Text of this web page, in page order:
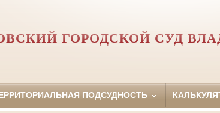
ГОРОДСКОЙ СУД
ПОДСУДНОСТЬ